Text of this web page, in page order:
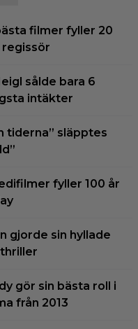
filmer fyller 20
regissör
sålde bara 6
intäkter
tiderna” släpptes
fyller 100 år
gjorde sin hyllade
gör sin bästa roll i
från 2013